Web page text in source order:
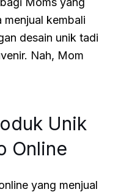
kembali
desain unik tadi
Nah, Mom
Unik
Online
yang menjual